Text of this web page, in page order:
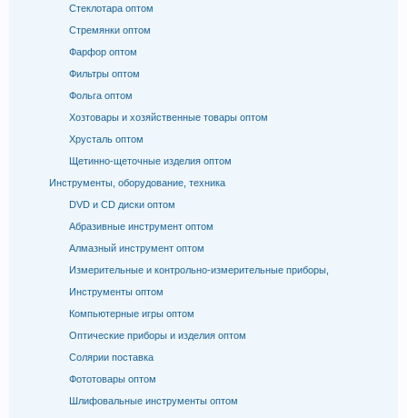
Стеклотара оптом
Стремянки оптом
Фарфор оптом
Фильтры оптом
Фольга оптом
Хозтовары и хозяйственные товары оптом
Хрусталь оптом
Щетинно-щеточные изделия оптом
Инструменты, оборудование, техника
DVD и CD диски оптом
Абразивные инструмент оптом
Алмазный инструмент оптом
Измерительные и контрольно-измерительные приборы,
Инструменты оптом
Компьютерные игры оптом
Оптические приборы и изделия оптом
Солярии поставка
Фототовары оптом
Шлифовальные инструменты оптом